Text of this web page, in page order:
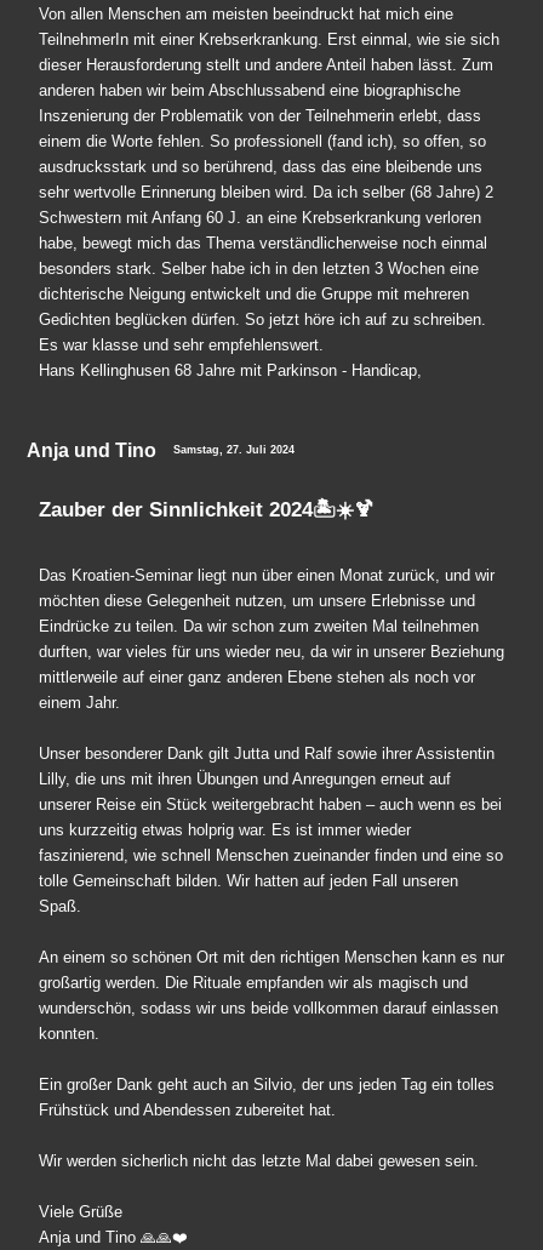
Von allen Menschen am meisten beeindruckt hat mich eine
TeilnehmerIn mit einer Krebserkrankung. Erst einmal, wie sie sich
dieser Herausforderung stellt und andere Anteil haben lässt. Zum
anderen haben wir beim Abschlussabend eine biographische
Inszenierung der Problematik von der Teilnehmerin erlebt, dass
einem die Worte fehlen. So professionell (fand ich), so offen, so
ausdrucksstark und so berührend, dass das eine bleibende uns
sehr wertvolle Erinnerung bleiben wird. Da ich selber (68 Jahre) 2
Schwestern mit Anfang 60 J. an eine Krebserkrankung verloren
habe, bewegt mich das Thema verständlicherweise noch einmal
besonders stark. Selber habe ich in den letzten 3 Wochen eine
dichterische Neigung entwickelt und die Gruppe mit mehreren
Gedichten beglücken dürfen. So jetzt höre ich auf zu schreiben.
Es war klasse und sehr empfehlenswert.
Hans Kellinghusen 68 Jahre mit Parkinson - Handicap,
Anja und Tino Samstag, 27. Juli 2024
Zauber der Sinnlichkeit 2024🏝️☀️🍹
Das Kroatien-Seminar liegt nun über einen Monat zurück, und wir
möchten diese Gelegenheit nutzen, um unsere Erlebnisse und
Eindrücke zu teilen. Da wir schon zum zweiten Mal teilnehmen
durften, war vieles für uns wieder neu, da wir in unserer Beziehung
mittlerweile auf einer ganz anderen Ebene stehen als noch vor
einem Jahr.
Unser besonderer Dank gilt Jutta und Ralf sowie ihrer Assistentin
Lilly, die uns mit ihren Übungen und Anregungen erneut auf
unserer Reise ein Stück weitergebracht haben – auch wenn es bei
uns kurzzeitig etwas holprig war. Es ist immer wieder
faszinierend, wie schnell Menschen zueinander finden und eine so
tolle Gemeinschaft bilden. Wir hatten auf jeden Fall unseren
Spaß.
An einem so schönen Ort mit den richtigen Menschen kann es nur
großartig werden. Die Rituale empfanden wir als magisch und
wunderschön, sodass wir uns beide vollkommen darauf einlassen
konnten.
Ein großer Dank geht auch an Silvio, der uns jeden Tag ein tolles
Frühstück und Abendessen zubereitet hat.
Wir werden sicherlich nicht das letzte Mal dabei gewesen sein.
Viele Grüße
Anja und Tino 🙏🙏❤️